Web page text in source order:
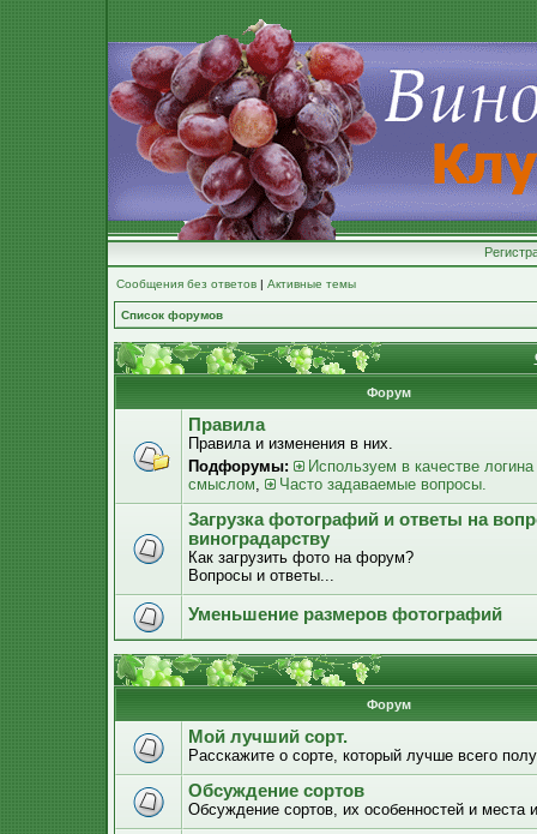
Сообщения без ответов | Активные темы
Список форумов
Форум
Правила
Правила и изменения в них.
Подфорумы:
Используем в качестве
смыслом, Часто задаваемые вопросы.
Загрузка фотографий и ответы на
виноградарству
Как загрузить фото на форум?
Вопросы и ответы...
Уменьшение размеров фотографий
Форум
Мой лучший сорт.
Расскажите о сорте, который лучше всего
Обсуждение сортов
Обсуждение сортов, их особенностей и места